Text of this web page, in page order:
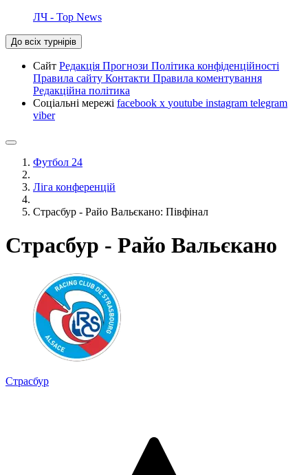
ЛЧ - Top News
До всіх турнірів
Сайт Редакція Прогнози Політика конфіденційності
Правила сайту Контакти Правила коментування
Редакційна політика
Соціальні мережі facebook x youtube instagram telegram
viber
Футбол 24
Ліга конференцій
Страсбур - Райо Вальєкано: Півфінал
Страсбур - Райо Вальєкано
Страсбур